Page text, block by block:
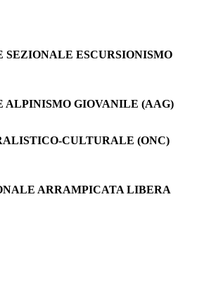
SEZIONALE ESCURSIONISMO
ALPINISMO GIOVANILE (AAG)
CULTURALE (ONC)
ARRAMPICATA LIBERA